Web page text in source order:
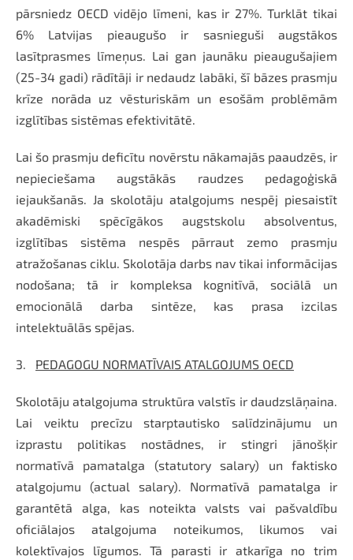
pārsniedz OECD vidējo līmeni, kas ir 27%. Turklāt tikai
6% Latvijas pieaugušo ir sasnieguši augstākos
lasītprasmes līmeņus. Lai gan jaunāku pieaugušajiem
(25-34 gadi) rādītāji ir nedaudz labāki, šī bāzes prasmju
krīze norāda uz vēsturiskām un esošām problēmām
izglītības sistēmas efektivitātē.
Lai šo prasmju deficītu novērstu nākamajās paaudzēs, ir
nepieciešama augstākās raudzes pedagoģiskā
iejaukšanās. Ja skolotāju atalgojums nespēj piesaistīt
akadēmiski spēcīgākos augstskolu absolventus,
izglītības sistēma nespēs pārraut zemo prasmju
atražošanas ciklu. Skolotāja darbs nav tikai informācijas
nodošana; tā ir kompleksa kognitīvā, sociālā un
emocionālā darba sintēze, kas prasa izcilas
intelektuālās spējas.
3. PEDAGOGU NORMATĪVAIS ATALGOJUMS OECD
Skolotāju atalgojuma struktūra valstīs ir daudzslāņaina.
Lai veiktu precīzu starptautisko salīdzinājumu un
izprastu politikas nostādnes, ir stingri jānošķir
normatīvā pamatalga (statutory salary) un faktisko
atalgojumu (actual salary). Normatīvā pamatalga ir
garantētā alga, kas noteikta valsts vai pašvaldību
oficiālajos atalgojuma noteikumos, likumos vai
kolektīvajos līgumos. Tā parasti ir atkarīga no trim